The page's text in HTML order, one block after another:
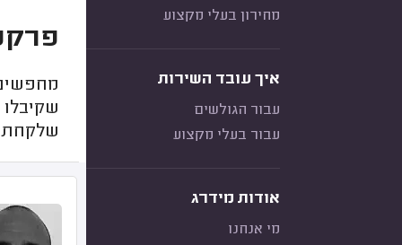
מחירון בעלי מקצוע
איך עובד השירות
עבור הגולשים
עבור בעלי מקצוע
אודות מידרג
מי אנחנו